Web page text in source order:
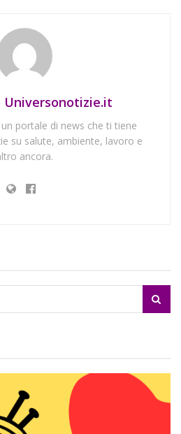
Universonotizie.it
portale di news che ti tiene
su salute, ambiente, lavoro e
ancora.